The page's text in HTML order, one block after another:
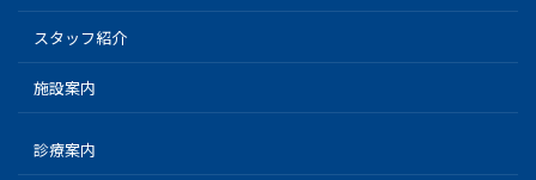
スタッフ紹介
施設案内
診療案内